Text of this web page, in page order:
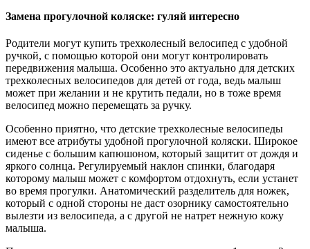
Замена прогулочной коляске: гуляй интересно
Родители могут купить трехколесный велосипед с удобной
ручкой, с помощью которой они могут контролировать
передвижения малыша. Особенно это актуально для детских
трехколесных велосипедов для детей от года, ведь малыш
может при желании и не крутить педали, но в тоже время
велосипед можно перемещать за ручку.
Особенно приятно, что детские трехколесные велосипеды
имеют все атрибуты удобной прогулочной коляски. Широкое
сиденье с большим капюшоном, который защитит от дождя и
яркого солнца. Регулируемый наклон спинки, благодаря
которому малыш может с комфортом отдохнуть, если устанет
во время прогулки. Анатомический разделитель для ножек,
который с одной стороны не даст озорнику самостоятельно
вылезти из велосипеда, а с другой не натрет нежную кожу
малыша.